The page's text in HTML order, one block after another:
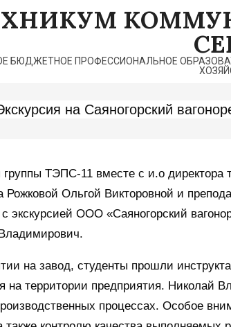
БЮДЖЕТНОЕ ПРОФЕССИОНАЛЬНОЕ
на Саяногорский
ТЭПС-11 вместе с и.о директора
Рожковой Ольгой Викторовной и
с экскурсией ООО «Саяногорский
на завод, студенты прошли
на территории предприятия. Николай
процессах. Особое